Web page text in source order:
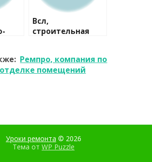
Всл,
строительная
Ремпро, компания по
помещений
Уроки ремонта © 2026
Тема от WP Puzzle